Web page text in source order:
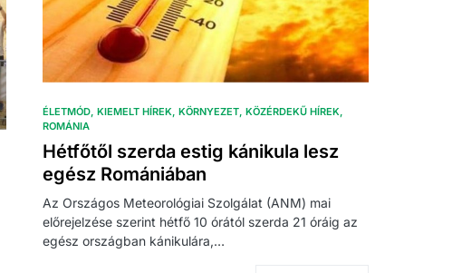
ÉLETMÓD KIEMELT HÍREK KÖRNYEZET KÖZÉRDEKŰ HÍREK
ROMÁNIA
Hétfőtől szerda estig kánikula lesz
egész Romániában
Az Országos Meteorológiai Szolgálat (ANM) mai
előrejelzése szerint hétfő 10 órától szerda 21 óráig az
egész országban kánikulára,…